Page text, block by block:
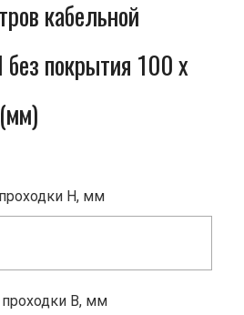
кабельной
покрытия 100 x
H, мм
B, мм